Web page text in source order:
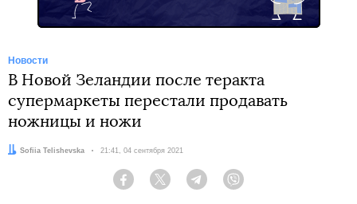
Новости
В Новой Зеландии после теракта
супермаркеты перестали продавать
ножницы и ножи
Автор:
Sofiia Telishevska Дата:
21:41, 04 сентября 2021
Facebook Twitter Telegram